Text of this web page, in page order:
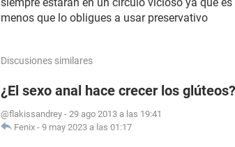
menos que lo obligues a usar preservativo
Discusiones similares
¿El sexo anal hace crecer los glúteos?
@flakissandrey - 29 ago 2013 a las 19:41
Fenix - 9 may 2023 a las 01:17